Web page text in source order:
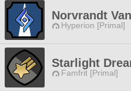
Norvrandt
Hyperion [Primal]
Starlight
Famfrit [Primal]